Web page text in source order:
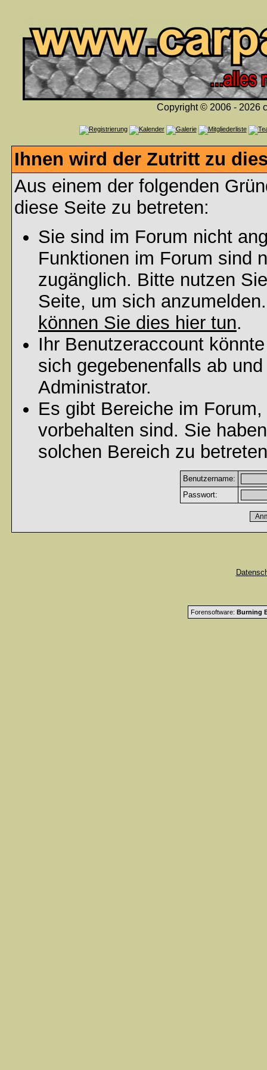
Copyright © 2006 - 2026
Ihnen wird der Zutritt zu
Aus einem der folgenden
diese Seite zu betreten:
Sie sind im Forum nicht
Funktionen im Forum sind
zugänglich. Bitte nutzen
Seite, um sich
können Sie dies hier tun.
Ihr Benutzeraccount
sich gegebenenfalls ab
Administrator.
Es gibt Bereiche im
vorbehalten sind. Sie
solchen Bereich zu
Benutzername:
Passwort:
Forensoftware: Burning